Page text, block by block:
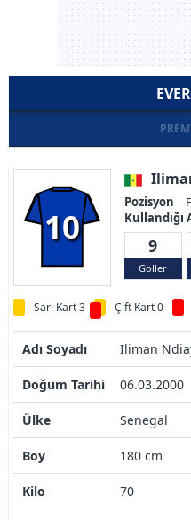
10
Pozisyon
Kullandığı
9
Goller
Sarı Kart 3 Çift Kart 0
Adı Soyadı Iliman
Doğum Tarihi 06.03.2000
Ülke Senegal
Boy 180 cm
Kilo 70